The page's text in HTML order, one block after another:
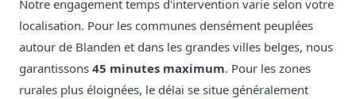
Notre engagement temps d'intervention varie selon votre
localisation. Pour les communes densément peuplées
autour de Blanden et dans les grandes villes belges, nous
garantissons 45 minutes maximum. Pour les zones
rurales plus éloignées, le délai se situe généralement